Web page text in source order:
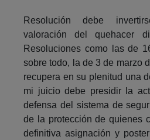
Resolución debe
valoración del quehacer
Resoluciones como las de
sobre todo, la de 3 de marzo
recupera en su plenitud una
mi juicio debe presidir la
defensa del sistema de
de la protección de quienes
definitiva asignación y